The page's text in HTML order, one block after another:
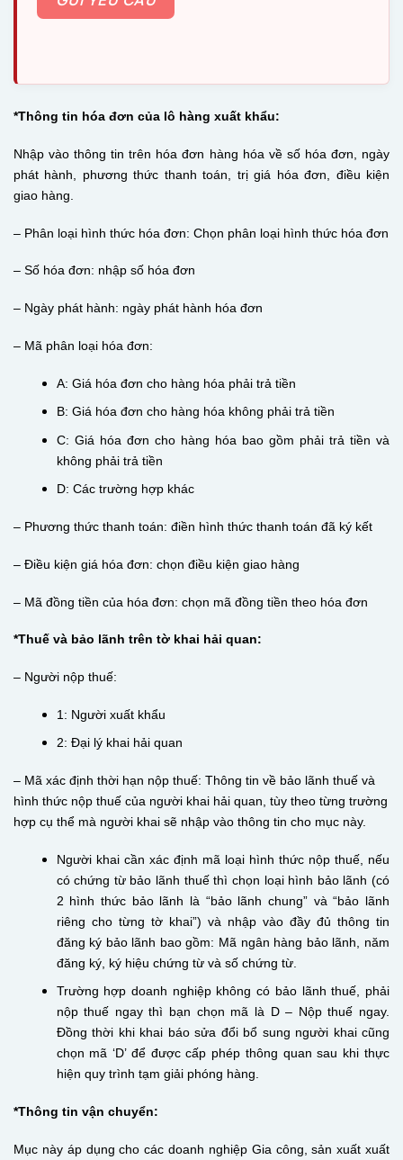
*Thông tin hóa đơn của lô hàng xuất khẩu:
Nhập vào thông tin trên hóa đơn hàng hóa về số hóa đơn, ngày
phát hành, phương thức thanh toán, trị giá hóa đơn, điều kiện
giao hàng.
– Phân loại hình thức hóa đơn: Chọn phân loại hình thức hóa đơn
– Số hóa đơn: nhập số hóa đơn
– Ngày phát hành: ngày phát hành hóa đơn
– Mã phân loại hóa đơn:
A: Giá hóa đơn cho hàng hóa phải trả tiền
B: Giá hóa đơn cho hàng hóa không phải trả tiền
C: Giá hóa đơn cho hàng hóa bao gồm phải trả tiền và
không phải trả tiền
D: Các trường hợp khác
– Phương thức thanh toán: điền hình thức thanh toán đã ký kết
– Điều kiện giá hóa đơn: chọn điều kiện giao hàng
– Mã đồng tiền của hóa đơn: chọn mã đồng tiền theo hóa đơn
*Thuế và bảo lãnh trên tờ khai hải quan:
– Người nộp thuế:
1: Người xuất khẩu
2: Đại lý khai hải quan
– Mã xác định thời hạn nộp thuế: Thông tin về bảo lãnh thuế và
hình thức nộp thuế của người khai hải quan, tùy theo từng trường
hợp cụ thể mà người khai sẽ nhập vào thông tin cho mục này.
Người khai cần xác định mã loại hình thức nộp thuế, nếu
có chứng từ bảo lãnh thuế thì chọn loại hình bảo lãnh (có
2 hình thức bảo lãnh là “bảo lãnh chung” và “bảo lãnh
riêng cho từng tờ khai”) và nhập vào đầy đủ thông tin
đăng ký bảo lãnh bao gồm: Mã ngân hàng bảo lãnh, năm
đăng ký, ký hiệu chứng từ và số chứng từ.
Trường hợp doanh nghiệp không có bảo lãnh thuế, phải
nộp thuế ngay thì bạn chọn mã là D – Nộp thuế ngay.
Đồng thời khi khai báo sửa đổi bổ sung người khai cũng
chọn mã ‘D’ để được cấp phép thông quan sau khi thực
hiện quy trình tạm giải phóng hàng.
*Thông tin vận chuyển:
Mục này áp dụng cho các doanh nghiệp Gia công, sản xuất xuất